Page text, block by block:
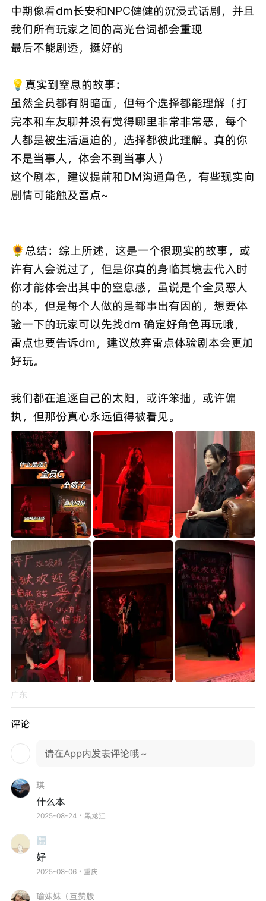
中期像看dm长安和NPC健健的沉浸式话剧，并且
我们所有玩家之间的高光台词都会重现
最后不能剧透，挺好的
💡真实到窒息的故事：
虽然全员都有阴暗面，但每个选择都能理解（打
完本和车友聊并没有觉得哪里非常非常恶，每个
人都是被生活逼迫的，选择都彼此理解。真的你
不是当事人，体会不到当事人）
这个剧本，建议提前和DM沟通角色，有些现实向
剧情可能触及雷点~
🌻总结：综上所述，这是一个很现实的故事，或
许有人会说过了，但是你真的身临其境去代入时
你才能体会出其中的窒息感，虽说是个全员恶人
的本，但是每个人做的是都事出有因的，想要体
验一下的玩家可以先找dm 确定好角色再玩哦，
雷点也要告诉dm，建议放弃雷点体验剧本会更加
好玩。
我们都在追逐自己的太阳，或许笨拙，或许偏
执，但那份真心永远值得被看见。
广东
评论
请在App内发表评论哦～
琪
什么本
2025-08-24・黑龙江
🔚
好
2025-08-06・重庆
瑜妹妹（互赞版